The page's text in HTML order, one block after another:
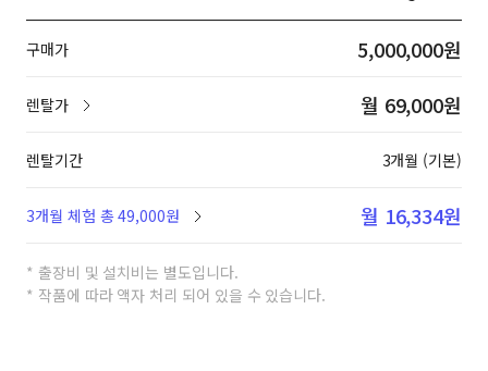
구매가 5,000,000원
렌탈가 월 69,000원
렌탈기간 3개월 (기본)
3개월 체험 총 49,000원 월 16,334원
* 출장비 및 설치비는 별도입니다.
* 작품에 따라 액자 처리 되어 있을 수 있습니다.